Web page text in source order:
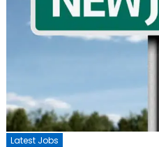
Latest Jobs